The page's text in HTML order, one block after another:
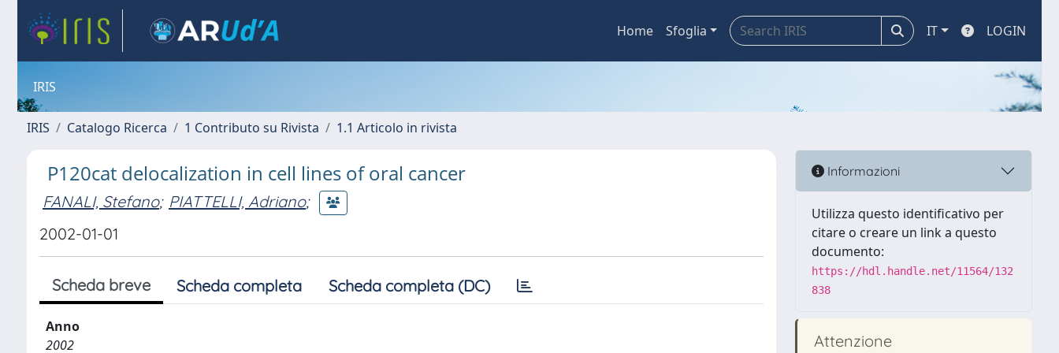
Home Sfoglia IT LOGIN
IRIS
IRIS Catalogo Ricerca 1 Contributo su Rivista 1.1 Articolo in rivista
P120cat delocalization in cell lines of oral cancer
FANALI, Stefano; PIATTELLI, Adriano;
2002-01-01
Scheda breve Scheda completa Scheda completa (DC)
Anno
2002
Informazioni
Utilizza questo identificativo per
citare o creare un link a questo
documento:
https://hdl.handle.net/11564/132
838
Attenzione